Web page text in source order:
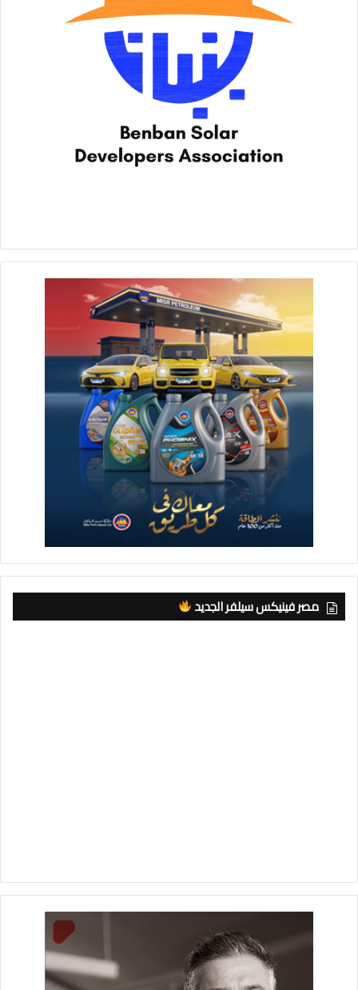
مصر فينيكس سيلفر الجديد